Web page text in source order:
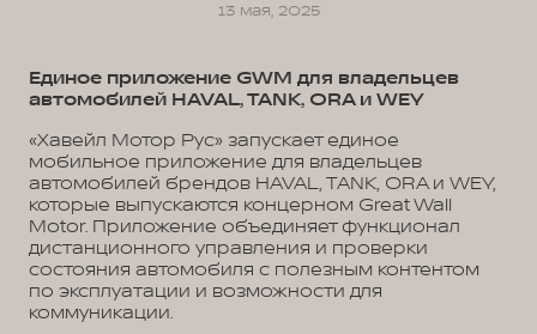
13 мая, 2025
Единое приложение GWM для владельцев
автомобилей HAVAL, TANK, ORA и WEY
«Хавейл Мотор Рус» запускает единое
мобильное приложение для владельцев
автомобилей брендов HAVAL, TANK, ORA и WEY,
которые выпускаются концерном Great Wall
Motor. Приложение объединяет функционал
дистанционного управления и проверки
состояния автомобиля с полезным контентом
по эксплуатации и возможности для
коммуникации.